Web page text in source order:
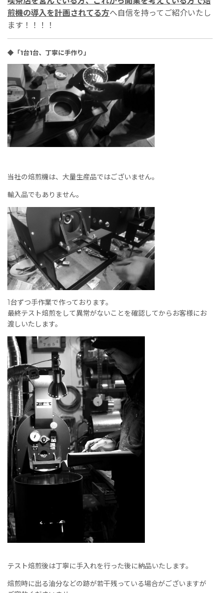
煎機の導入を計画されてる方へ自信を持ってご紹介いたし
ます！！！！
◆「1台1台、丁寧に手作り」
当社の焙煎機は、大量生産品ではございません。
輸入品でもありません。
1台ずつ手作業で作っております。
最終テスト焙煎をして異常がないことを確認してからお客様にお
渡しいたします。
テスト焙煎後は丁寧に手入れを行った後に納品いたします。
焙煎時に出る油分などの跡が若干残っている場合がございますが